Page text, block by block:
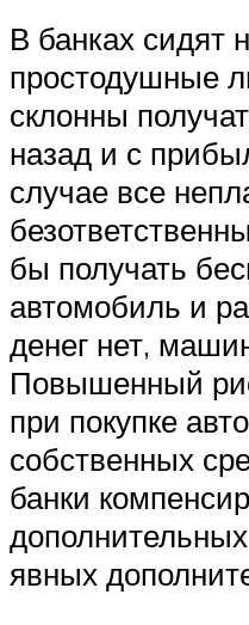
В банках сидят
простодушные
склонны
назад и с
случае все
бы получать
автомобиль и
денег нет,
Повышенный
при покупке
собственных
банки
явных